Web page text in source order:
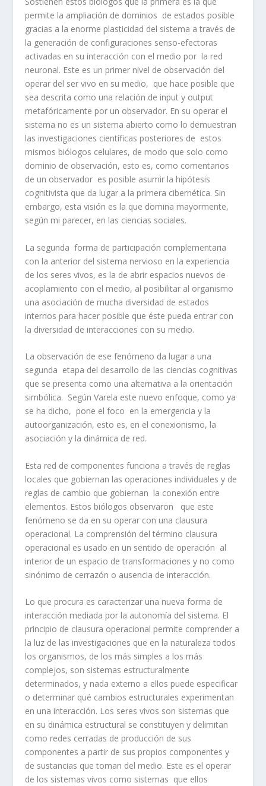
permite la ampliación de dominios de estados posible
gracias a la enorme plasticidad del sistema a través de
la generación de configuraciones senso-efectoras
activadas en su interacción con el medio por la red
neuronal. Este es un primer nivel de observación del
operar del ser vivo en su medio, que hace posible que
sea descrita como una relación de input y output
metafóricamente por un observador. En su operar el
sistema no es un sistema abierto como lo demuestran
las investigaciones científicas posteriores de estos
mismos biólogos celulares, de modo que solo como
dominio de observación, esto es, como comentarios
de un observador es posible asumir la hipótesis
cognitivista que da lugar a la primera cibernética. Sin
embargo, esta visión es la que domina mayormente,
según mi parecer, en las ciencias sociales.
La segunda forma de participación complementaria
con la anterior del sistema nervioso en la experiencia
de los seres vivos, es la de abrir espacios nuevos de
acoplamiento con el medio, al posibilitar al organismo
una asociación de mucha diversidad de estados
internos para hacer posible que éste pueda entrar con
la diversidad de interacciones con su medio.
La observación de ese fenómeno da lugar a una
segunda etapa del desarrollo de las ciencias cognitivas
que se presenta como una alternativa a la orientación
simbólica. Según Varela este nuevo enfoque, como ya
se ha dicho, pone el foco en la emergencia y la
autoorganización, esto es, en el conexionismo, la
asociación y la dinámica de red.
Esta red de componentes funciona a través de reglas
locales que gobiernan las operaciones individuales y de
reglas de cambio que gobiernan la conexión entre
elementos. Estos biólogos observaron que este
fenómeno se da en su operar con una clausura
operacional. La comprensión del término clausura
operacional es usado en un sentido de operación al
interior de un espacio de transformaciones y no como
sinónimo de cerrazón o ausencia de interacción.
Lo que procura es caracterizar una nueva forma de
interacción mediada por la autonomía del sistema. El
principio de clausura operacional permite comprender a
la luz de las investigaciones que en la naturaleza todos
los organismos, de los más simples a los más
complejos, son sistemas estructuralmente
determinados, y nada externo a ellos puede especificar
o determinar qué cambios estructurales experimentan
en una interacción. Los seres vivos son sistemas que
en su dinámica estructural se constituyen y delimitan
como redes cerradas de producción de sus
componentes a partir de sus propios componentes y
de sustancias que toman del medio. Este es el operar
de los sistemas vivos como sistemas que ellos